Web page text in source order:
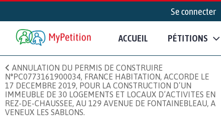
Se connecter
ACCUEIL PÉTITIONS
ANNULATION DU PERMIS DE CONSTRUIRE
N°PC0773161900034, FRANCE HABITATION, ACCORDE LE
17 DECEMBRE 2019, POUR LA CONSTRUCTION D’UN
IMMEUBLE DE 30 LOGEMENTS ET LOCAUX D’ACTIVITES EN
REZ-DE-CHAUSSEE, AU 129 AVENUE DE FONTAINEBLEAU, A
VENEUX LES SABLONS.